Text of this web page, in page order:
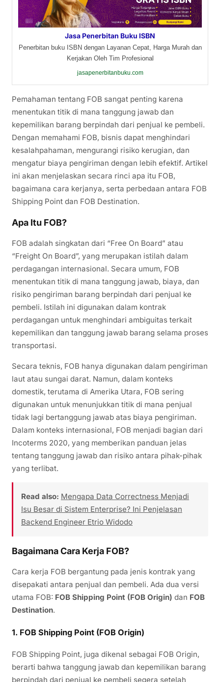
Jasa Penerbitan Buku ISBN
Penerbitan buku ISBN dengan Layanan Cepat, Harga Murah dan
Kerjakan Oleh Tim Profesional
jasapenerbitanbuku.com
Pemahaman tentang FOB sangat penting karena
menentukan titik di mana tanggung jawab dan
kepemilikan barang berpindah dari penjual ke pembeli.
Dengan memahami FOB, bisnis dapat menghindari
kesalahpahaman, mengurangi risiko kerugian, dan
mengatur biaya pengiriman dengan lebih efektif. Artikel
ini akan menjelaskan secara rinci apa itu FOB,
bagaimana cara kerjanya, serta perbedaan antara FOB
Shipping Point dan FOB Destination.
Apa Itu FOB?
FOB adalah singkatan dari “Free On Board” atau
“Freight On Board”, yang merupakan istilah dalam
perdagangan internasional. Secara umum, FOB
menentukan titik di mana tanggung jawab, biaya, dan
risiko pengiriman barang berpindah dari penjual ke
pembeli. Istilah ini digunakan dalam kontrak
perdagangan untuk menghindari ambiguitas terkait
kepemilikan dan tanggung jawab barang selama proses
transportasi.
Secara teknis, FOB hanya digunakan dalam pengiriman
laut atau sungai darat. Namun, dalam konteks
domestik, terutama di Amerika Utara, FOB sering
digunakan untuk menunjukkan titik di mana penjual
tidak lagi bertanggung jawab atas biaya pengiriman.
Dalam konteks internasional, FOB menjadi bagian dari
Incoterms 2020, yang memberikan panduan jelas
tentang tanggung jawab dan risiko antara pihak-pihak
yang terlibat.
Read also: Mengapa Data Correctness Menjadi
Isu Besar di Sistem Enterprise? Ini Penjelasan
Backend Engineer Etrio Widodo
Bagaimana Cara Kerja FOB?
Cara kerja FOB bergantung pada jenis kontrak yang
disepakati antara penjual dan pembeli. Ada dua versi
utama FOB: FOB Shipping Point (FOB Origin) dan FOB
Destination.
1. FOB Shipping Point (FOB Origin)
FOB Shipping Point, juga dikenal sebagai FOB Origin,
berarti bahwa tanggung jawab dan kepemilikan barang
berpindah dari penjual ke pembeli segera setelah